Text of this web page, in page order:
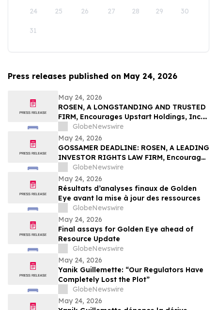
24 25 26 27 28 29 30
31
Press releases published on May 24, 2026
May 24, 2026
ROSEN, A LONGSTANDING AND TRUSTED
FIRM, Encourages Upstart Holdings, Inc.
Investors to Secure Counsel Before
Important Deadline in Securities Class
Action – UPST
GlobeNewswire
May 24, 2026
GOSSAMER DEADLINE: ROSEN, A LEADING
INVESTOR RIGHTS LAW FIRM, Encourages
Gossamer Bio, Inc. Investors with Losses
in Excess of $100K to Secure Counsel
Before Important Deadline in Securities
Class Action – GOSS
GlobeNewswire
May 24, 2026
Résultats d’analyses finaux de Golden
Eye avant la mise à jour des ressources
GlobeNewswire
May 24, 2026
Final assays for Golden Eye ahead of
Resource Update
GlobeNewswire
May 24, 2026
Yanik Guillemette: “Our Regulators Have
Completely Lost the Plot”
GlobeNewswire
May 24, 2026